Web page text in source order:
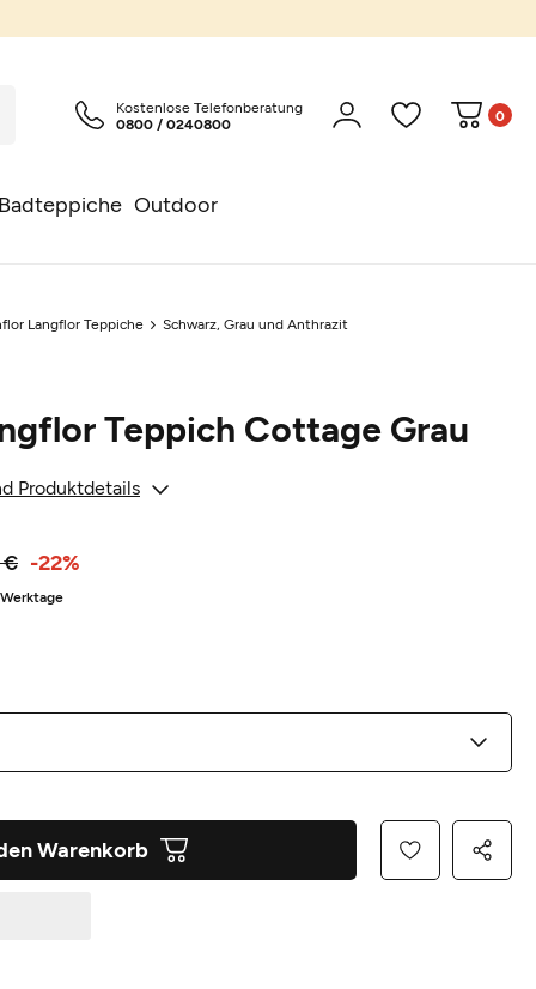
Outdoor
Kostenlose Telefonberatung
0800 / 0240800
0
Langflor Teppiche Schwarz, Grau und Anthrazit
Teppich Cottage Grau
Produktdetails
€ -22%
Warenkorb